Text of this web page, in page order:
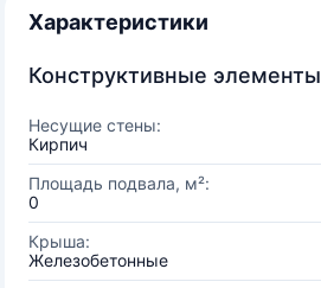
Характеристики
Конструктивные элементы
Несущие стены:
Кирпич
Площадь подвала, м²:
0
Крыша:
Железобетонные